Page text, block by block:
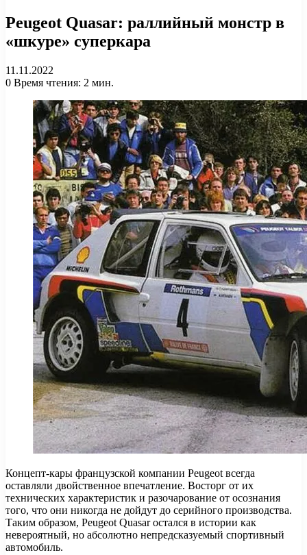
Peugeot Quasar: раллийный монстр в
«шкуре» суперкара
11.11.2022
0 Время чтения: 2 мин.
Концепт-кары французской компании Peugeot всегда
оставляли двойственное впечатление. Восторг от их
технических характеристик и разочарование от осознания
того, что они никогда не дойдут до серийного производства.
Таким образом, Peugeot Quasar остался в истории как
невероятный, но абсолютно непредсказуемый спортивный
автомобиль.